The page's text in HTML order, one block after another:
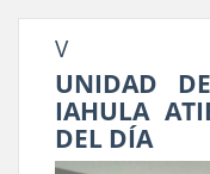
V
UNIDAD
IAHULA
DEL DÍA